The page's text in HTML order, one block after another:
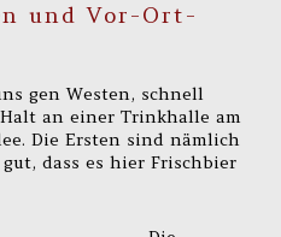
und Vor-Ort-
gen Westen, schnell
an einer Trinkhalle am
Die Ersten sind nämlich
dass es hier Frischbier